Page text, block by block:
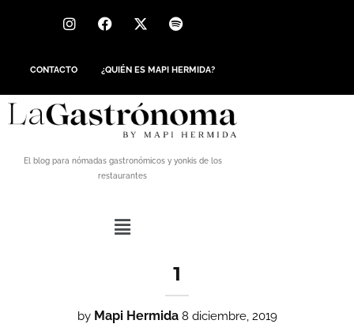
CONTACTO ¿QUIÉN ES MAPI HERMIDA?
El blog para nómadas gastronómicos y yonkis de los
restaurantes
1
by Mapi Hermida 8 diciembre, 2019